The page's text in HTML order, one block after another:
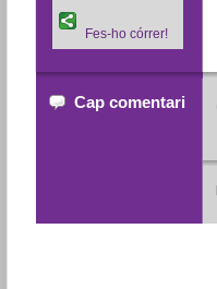
Fes-ho córrer!
Cap comentari